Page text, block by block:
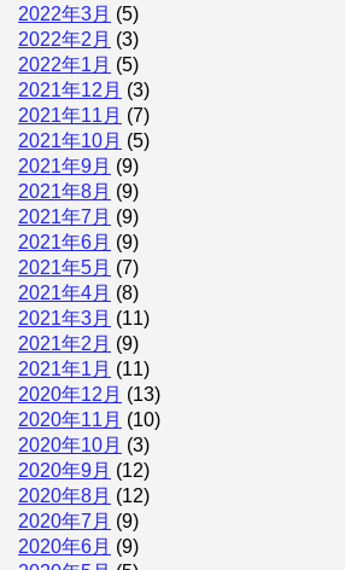
2022年3月 (5)
2022年2月 (3)
2022年1月 (5)
2021年12月 (3)
2021年11月 (7)
2021年10月 (5)
2021年9月 (9)
2021年8月 (9)
2021年7月 (9)
2021年6月 (9)
2021年5月 (7)
2021年4月 (8)
2021年3月 (11)
2021年2月 (9)
2021年1月 (11)
2020年12月 (13)
2020年11月 (10)
2020年10月 (3)
2020年9月 (12)
2020年8月 (12)
2020年7月 (9)
2020年6月 (9)